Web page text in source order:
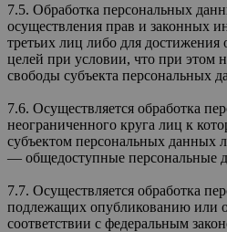
7.5. Обработка персональных
осуществления прав и законных
третьих лиц либо для
целей при условии, что при этом
свободы субъекта персональных
7.6. Осуществляется обработка
неограниченного круга лиц к
субъектом персональных данных
— общедоступные персональные
7.7. Осуществляется обработка
подлежащих опубликованию или
соответствии с федеральным